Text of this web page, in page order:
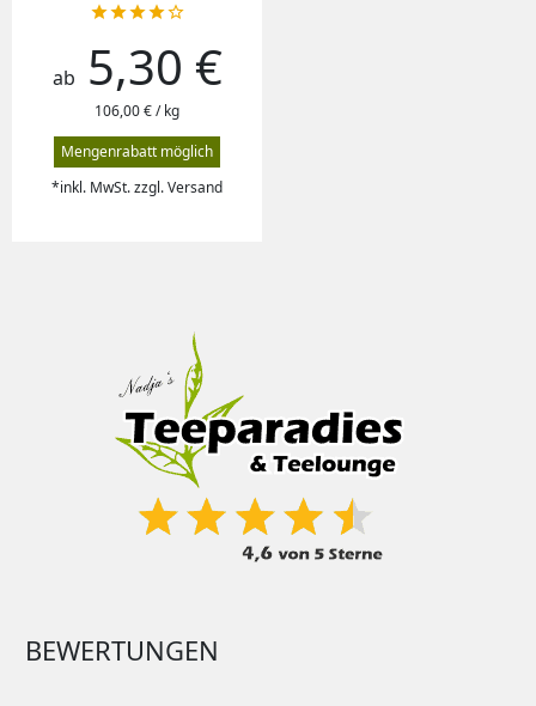

Preis
ab 5,30 €
106,00 € / kg
Mengenrabatt möglich
*inkl. MwSt. zzgl. Versand
BEWERTUNGEN